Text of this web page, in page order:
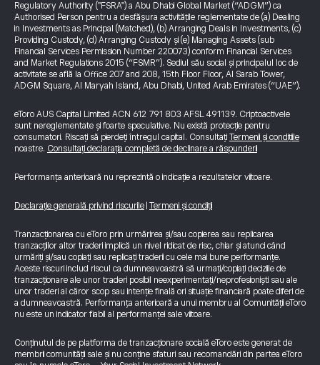
Regulatory Authority ("FSRA") a Abu Dhabi Global Market (“ADGM”) ca
Authorised Person pentru a desfășura activitățile reglementate de (a) Dealing
in Investments as Principal (Matched), (b) Arranging Deals in Investments, (c)
Providing Custody, (d) Arranging Custody și (e) Managing Assets (sub
Financial Services Permission Number 220073) conform Financial Services
and Market Regulations 2015 (“FSMR”). Sediul său social și principalul loc de
activitate se află la Office 207 and 208, 15th Floor Floor, Al Sarab Tower,
ADGM Square, Al Maryah Island, Abu Dhabi, United Arab Emirates (“UAE”).
eToro AUS Capital Limited ACN 612 791 803 AFSL 491139. Criptoactivele
sunt nereglementate și foarte speculative. Nu există protecție pentru
consumatori. Riscați să pierdeți întregul capital. Consultați Termenii și condițiile
noastre. Consultați declarația completă de declinare a răspunderii
Performanța anterioară nu reprezintă o indicație a rezultatelor viitoare.
Declarație generală privind riscurile Termeni și condiții
Tranzacționarea cu eToro prin urmărirea și/sau copierea sau replicarea
tranzacțiilor altor traderi implică un nivel ridicat de risc, chiar și atunci când
urmăriți și/sau copiați sau replicați traderii cu cele mai bune performanțe.
Aceste riscuri includ riscul ca dumneavoastră să urmați/copiați deciziile de
tranzacționare ale unor traderi posibil neexperimentați/neprofesioniști sau ale
unor traderi al căror scop sau intenție finală ori situație financiară poate diferi de
a dumneavoastră. Performanța anterioară a unui membru al Comunității eToro
nu este un indicator fiabil al performanței sale viitoare.
Conținutul de pe platforma de tranzacționare socială eToro este generat de
membrii comunității sale și nu conține sfaturi sau recomandări din partea eToro